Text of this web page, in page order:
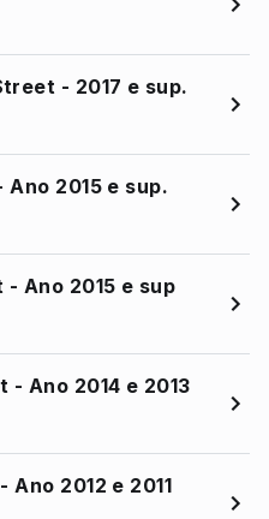
- 2017 e sup.
Ano 2015 e sup.
- Ano 2015 e sup
- Ano 2014 e 2013
Ano 2012 e 2011